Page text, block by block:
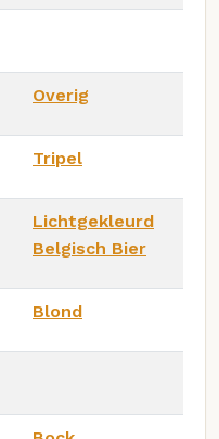
Overig
Tripel
Lichtgekleurd
Belgisch Bier
Blond